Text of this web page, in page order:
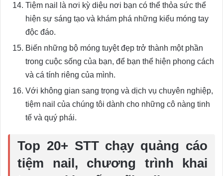
Tiệm nail là nơi kỳ diệu nơi bạn có thể thỏa sức thể
hiện sự sáng tạo và khám phá những kiểu móng tay
độc đáo.
Biến những bộ móng tuyệt đẹp trở thành một phần
trong cuộc sống của bạn, để bạn thể hiện phong cách
và cá tính riêng của mình.
Với không gian sang trọng và dịch vụ chuyên nghiệp,
tiệm nail của chúng tôi dành cho những cô nàng tinh
tế và quý phái.
Top 20+ STT chạy quảng cáo
tiệm nail, chương trình khai